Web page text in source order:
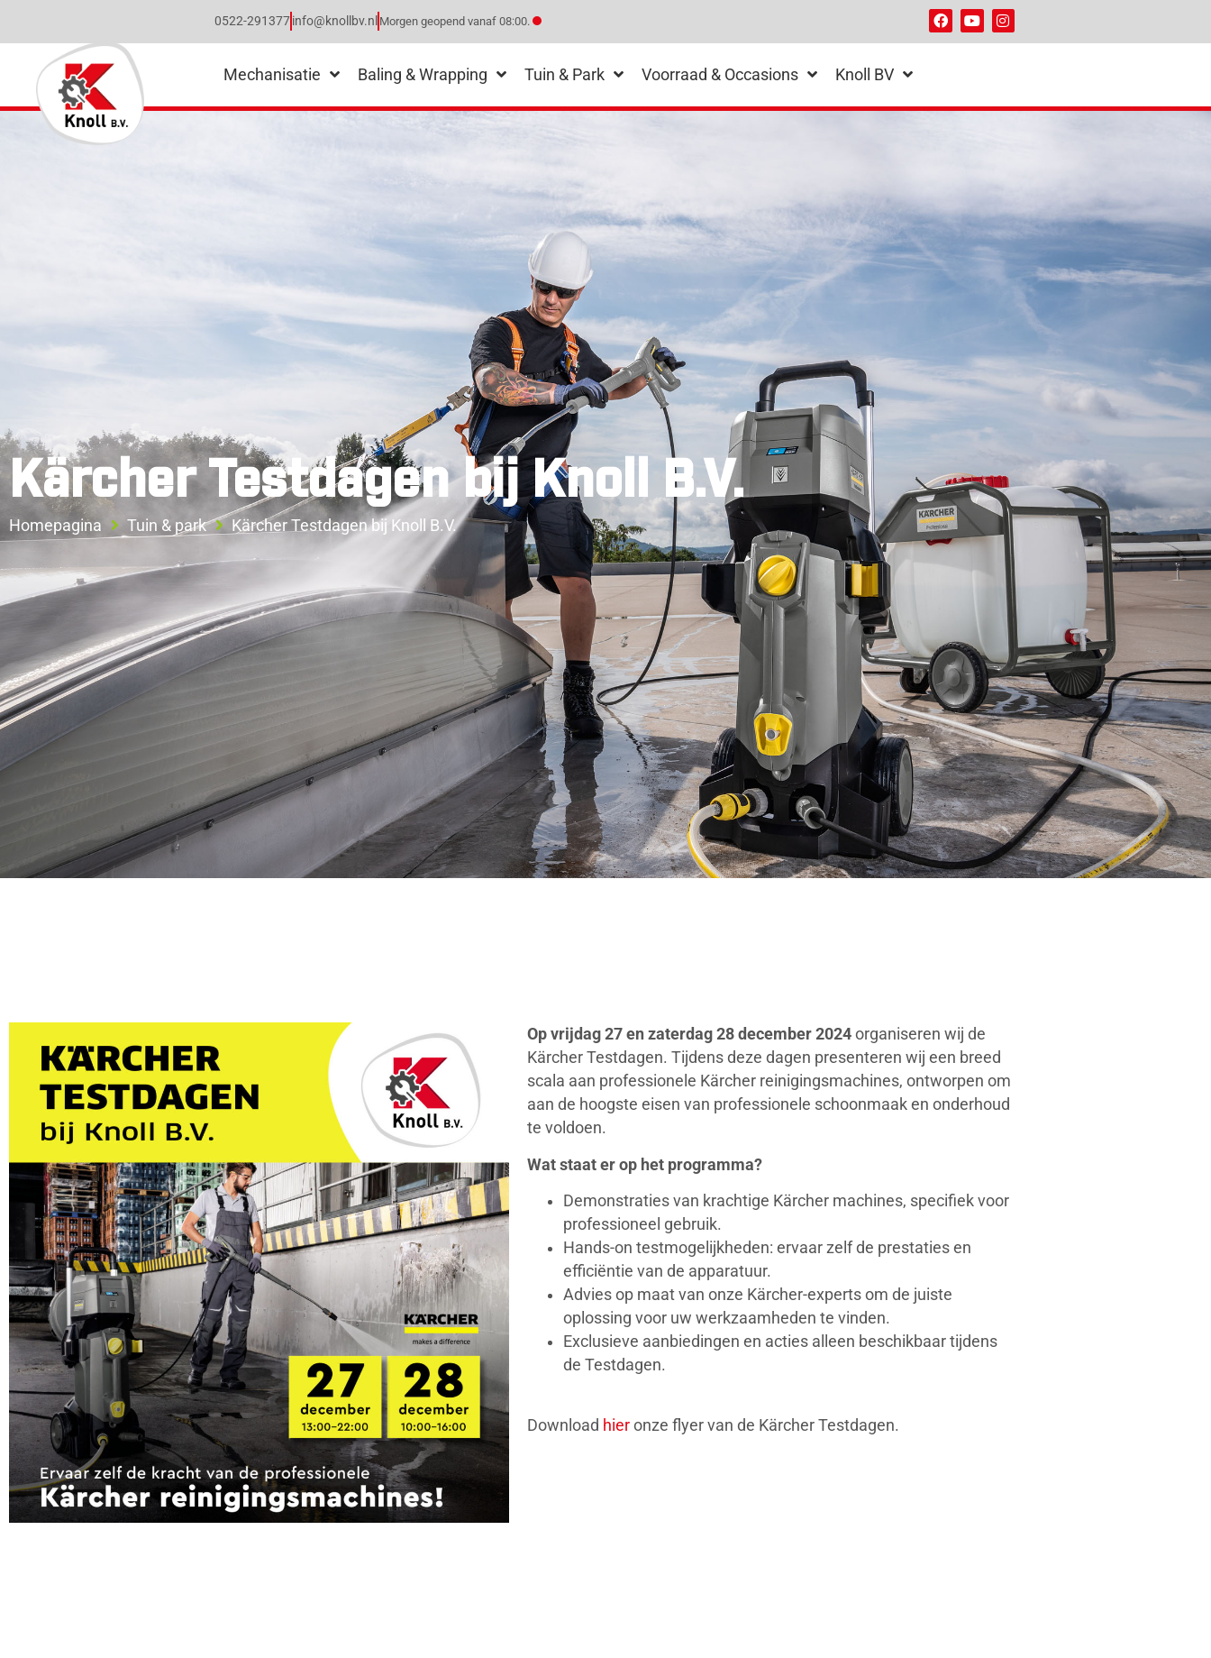
0522-291377info@knollbv.nl Morgen geopend vanaf 08:00.
Mechanisatie Baling & Wrapping Tuin & Park Voorraad & Occasions Knoll BV
Kärcher Testdagen bij Knoll B.V.
Homepagina Tuin & park Kärcher Testdagen bij Knoll B.V.
Op vrijdag 27 en zaterdag 28 december 2024 organiseren wij de
Kärcher Testdagen. Tijdens deze dagen presenteren wij een breed
scala aan professionele Kärcher reinigingsmachines, ontworpen om
aan de hoogste eisen van professionele schoonmaak en onderhoud
te voldoen.
Wat staat er op het programma?
Demonstraties van krachtige Kärcher machines, specifiek voor
professioneel gebruik.
Hands-on testmogelijkheden: ervaar zelf de prestaties en
efficiëntie van de apparatuur.
Advies op maat van onze Kärcher-experts om de juiste
oplossing voor uw werkzaamheden te vinden.
Exclusieve aanbiedingen en acties alleen beschikbaar tijdens
de Testdagen.
Download hier onze flyer van de Kärcher Testdagen.